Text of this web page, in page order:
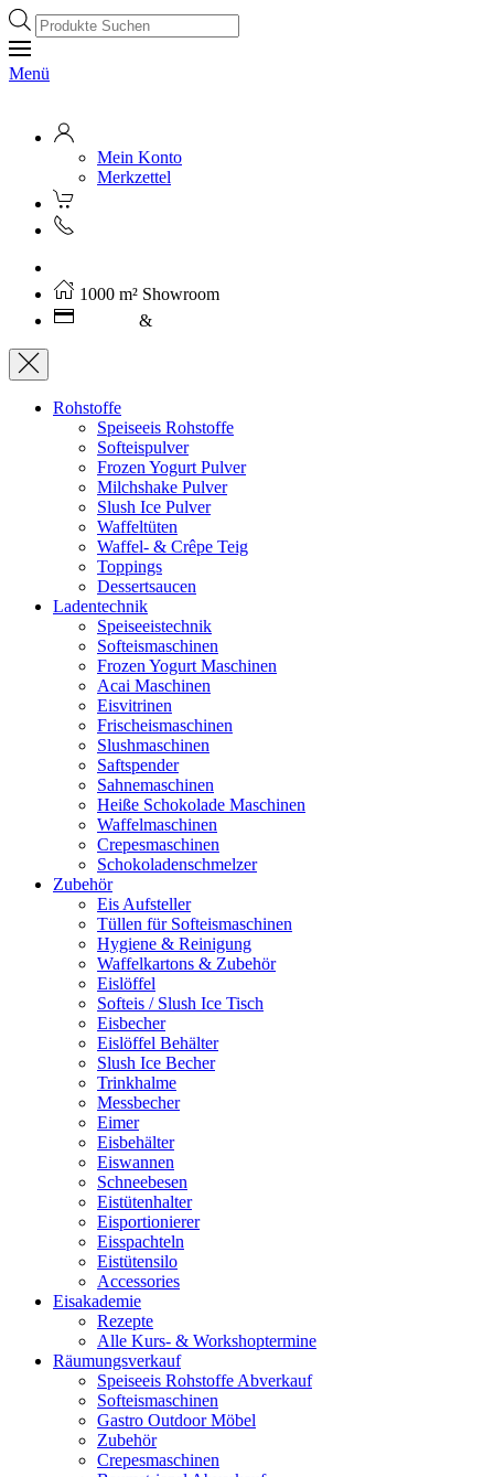
Products
search
Menü
Mein Konto
Merkzettel
1000 m² Showroom
&
Rohstoffe
Speiseeis Rohstoffe
Softeispulver
Frozen Yogurt Pulver
Milchshake Pulver
Slush Ice Pulver
Waffeltüten
Waffel- & Crêpe Teig
Toppings
Dessertsaucen
Ladentechnik
Speiseeistechnik
Softeismaschinen
Frozen Yogurt Maschinen
Acai Maschinen
Eisvitrinen
Frischeismaschinen
Slushmaschinen
Saftspender
Sahnemaschinen
Heiße Schokolade Maschinen
Waffelmaschinen
Crepesmaschinen
Schokoladenschmelzer
Zubehör
Eis Aufsteller
Tüllen für Softeismaschinen
Hygiene & Reinigung
Waffelkartons & Zubehör
Eislöffel
Softeis / Slush Ice Tisch
Eisbecher
Eislöffel Behälter
Slush Ice Becher
Trinkhalme
Messbecher
Eimer
Eisbehälter
Eiswannen
Schneebesen
Eistütenhalter
Eisportionierer
Eisspachteln
Eistütensilo
Accessories
Eisakademie
Rezepte
Alle Kurs- & Workshoptermine
Räumungsverkauf
Speiseeis Rohstoffe Abverkauf
Softeismaschinen
Gastro Outdoor Möbel
Zubehör
Crepesmaschinen